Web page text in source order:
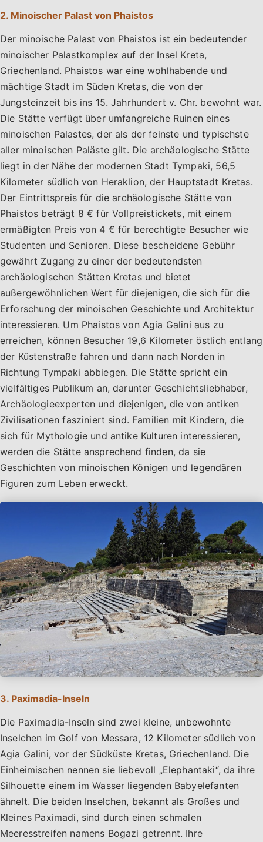
2. Minoischer Palast von Phaistos
Der minoische Palast von Phaistos ist ein bedeutender
minoischer Palastkomplex auf der Insel Kreta,
Griechenland. Phaistos war eine wohlhabende und
mächtige Stadt im Süden Kretas, die von der
Jungsteinzeit bis ins 15. Jahrhundert v. Chr. bewohnt war.
Die Stätte verfügt über umfangreiche Ruinen eines
minoischen Palastes, der als der feinste und typischste
aller minoischen Paläste gilt. Die archäologische Stätte
liegt in der Nähe der modernen Stadt Tympaki, 56,5
Kilometer südlich von Heraklion, der Hauptstadt Kretas.
Der Eintrittspreis für die archäologische Stätte von
Phaistos beträgt 8 € für Vollpreistickets, mit einem
ermäßigten Preis von 4 € für berechtigte Besucher wie
Studenten und Senioren. Diese bescheidene Gebühr
gewährt Zugang zu einer der bedeutendsten
archäologischen Stätten Kretas und bietet
außergewöhnlichen Wert für diejenigen, die sich für die
Erforschung der minoischen Geschichte und Architektur
interessieren. Um Phaistos von Agia Galini aus zu
erreichen, können Besucher 19,6 Kilometer östlich entlang
der Küstenstraße fahren und dann nach Norden in
Richtung Tympaki abbiegen. Die Stätte spricht ein
vielfältiges Publikum an, darunter Geschichtsliebhaber,
Archäologieexperten und diejenigen, die von antiken
Zivilisationen fasziniert sind. Familien mit Kindern, die
sich für Mythologie und antike Kulturen interessieren,
werden die Stätte ansprechend finden, da sie
Geschichten von minoischen Königen und legendären
Figuren zum Leben erweckt.
3. Paximadia-Inseln
Die Paximadia-Inseln sind zwei kleine, unbewohnte
Inselchen im Golf von Messara, 12 Kilometer südlich von
Agia Galini, vor der Südküste Kretas, Griechenland. Die
Einheimischen nennen sie liebevoll „Elephantaki“, da ihre
Silhouette einem im Wasser liegenden Babyelefanten
ähnelt. Die beiden Inselchen, bekannt als Großes und
Kleines Paximadi, sind durch einen schmalen
Meeresstreifen namens Bogazi getrennt. Ihre